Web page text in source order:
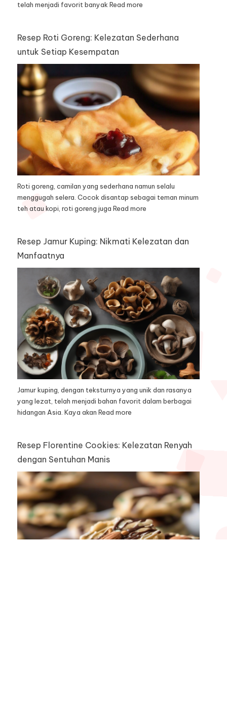
telah menjadi favorit banyak Read more
Resep Roti Goreng: Kelezatan Sederhana
untuk Setiap Kesempatan
Roti goreng, camilan yang sederhana namun selalu
menggugah selera. Cocok disantap sebagai teman minum
teh atau kopi, roti goreng juga Read more
Resep Jamur Kuping: Nikmati Kelezatan dan
Manfaatnya
Jamur kuping, dengan teksturnya yang unik dan rasanya
yang lezat, telah menjadi bahan favorit dalam berbagai
hidangan Asia. Kaya akan Read more
Resep Florentine Cookies: Kelezatan Renyah
dengan Sentuhan Manis